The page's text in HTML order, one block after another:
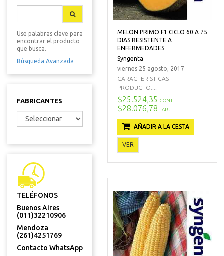
Use palabras clave para
encontrar el producto
que busca.
Búsqueda Avanzada
FABRICANTES
TELÉFONOS
Buenos Aires
(011)32210906
Mendoza
(261)4251769
Contacto WhatsApp
MELON PRIMO F1 CICLO 60 A 75
DIAS RESISTENTE A
ENFERMEDADES
Syngenta
viernes 25 agosto, 2017
CARACTERISTICAS
PRODUCTO:...
$25.524,35 CONT
$28.076,78 TARJ
AÑADIR A LA CESTA
VER